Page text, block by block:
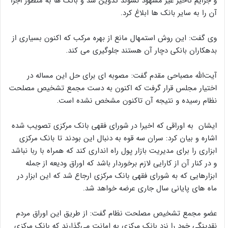
آن را به سایر بانک ها ابلاغ کرد.
وی گفت: این روش استمهال مانع از بهره مرکب که اکنون بسیاری از
بدهکاران بانکی دچار آن هستند جلوگیری می کند.
آیت‌الله مصباحی مقدم گفت: مصوبه ای برای حل این مساله در
اختیار مجلس قرار گرفت که اکنون به دست مجمع تشخیص مصلحت
نظام رسیده و نتیجه آن تاکنون مشخص نشده است.
ایشان به اوراقی که اخیرا در شورای فقهی بانک مرکزی تصویب شده
اشاره و بیان کرد: سران سه قوه به دنبال این بودند تا بانک مرکزی
ابزاری را برای مدیریت بازار پول راه انداری کند که همراه با ربا نباشد
و در کنار آن از کارایی لازم برخوردار باشد که اوراق ودیعه از جمله
ابزارهایی که به شورای فقهی بانک مرکزی ارجاع شد که این ابزار در
ماه های پایانی سال جاری عرضه خواهد شد.
عضو مجمع تشخیص مصلحت نظام گفت: از طریق این اوراق مردم